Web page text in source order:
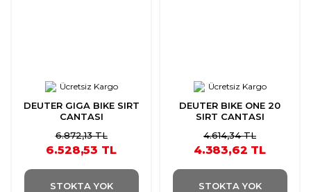
Ücretsiz Kargo
DEUTER GIGA BIKE SIRT
CANTASI
6.872,13 TL
6.528,53 TL
STOKTA YOK
Ücretsiz Kargo
DEUTER BIKE ONE 20
SIRT CANTASI
4.614,34 TL
4.383,62 TL
STOKTA YOK